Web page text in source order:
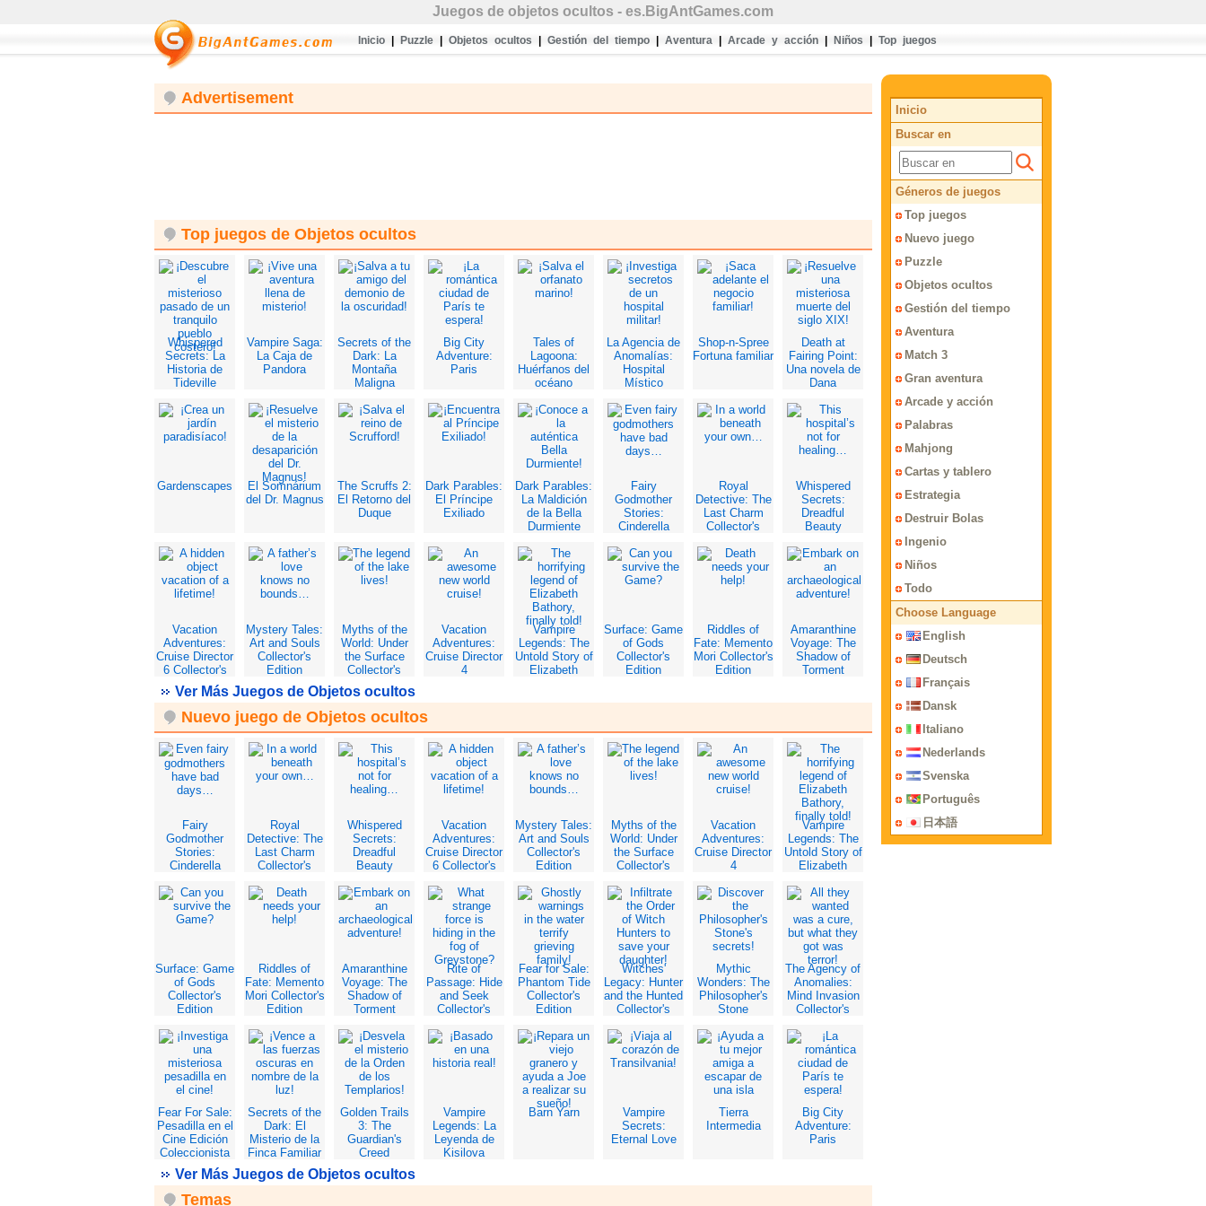
Juegos de objetos ocultos - es.BigAntGames.com
Inicio Puzzle Objetos ocultos Gestión del tiempo Aventura Arcade y acción Niños Top juegos
Advertisement
Top juegos de Objetos ocultos
Whispered
Secrets: La
Historia de
Tideville
Coleccionista
Vampire Saga:
La Caja de
Pandora
Secrets of the
Dark: La
Montaña
Maligna
Coleccionista
Big City
Adventure:
Paris
Tales of
Lagoona:
Huérfanos del
océano
La Agencia de
Anomalías:
Hospital
Místico
Shop-n-Spree
Fortuna familiar
Death at
Fairing Point:
Una novela de
Dana
Gardenscapes
El Somnárium
del Dr. Magnus
The Scruffs 2:
El Retorno del
Duque
Dark Parables:
El Príncipe
Exiliado
Dark Parables:
La Maldición
de la Bella
Durmiente
Fairy
Godmother
Stories:
Cinderella
Edition
Royal
Detective: The
Last Charm
Collector's
Whispered
Secrets:
Dreadful
Beauty
Edition
Vacation
Adventures:
Cruise Director
6 Collector's
Edition
Mystery Tales:
Art and Souls
Collector's
Edition
Myths of the
World: Under
the Surface
Collector's
Edition
Vacation
Adventures:
Cruise Director
4
Vampire
Legends: The
Untold Story of
Elizabeth
Surface: Game
of Gods
Collector's
Edition
Riddles of
Fate: Memento
Mori Collector's
Edition
Amaranthine
Voyage: The
Shadow of
Torment
Ver Más Juegos de Objetos ocultos
Nuevo juego de Objetos ocultos
Fairy
Godmother
Stories:
Cinderella
Edition
Royal
Detective: The
Last Charm
Collector's
Whispered
Secrets:
Dreadful
Beauty
Edition
Vacation
Adventures:
Cruise Director
6 Collector's
Mystery Tales:
Art and Souls
Collector's
Edition
Myths of the
World: Under
the Surface
Collector's
Vacation
Adventures:
Cruise Director
4
Vampire
Legends: The
Untold Story of
Elizabeth
Collector's
Edition
Surface: Game
of Gods
Collector's
Edition
Riddles of
Fate: Memento
Mori Collector's
Edition
Amaranthine
Voyage: The
Shadow of
Torment
Edition
Rite of
Passage: Hide
and Seek
Collector's
Fear for Sale:
Phantom Tide
Collector's
Edition
Witches'
Legacy: Hunter
and the Hunted
Collector's
Mythic
Wonders: The
Philosopher's
Stone
Edition
The Agency of
Anomalies:
Mind Invasion
Collector's
Fear For Sale:
Pesadilla en el
Cine Edición
Coleccionista
Secrets of the
Dark: El
Misterio de la
Finca Familiar
Edición
Coleccionista
Golden Trails
3: The
Guardian's
Creed
Vampire
Legends: La
Leyenda de
Kisilova
Barn Yarn
Vampire
Secrets:
Eternal Love
Tierra
Intermedia
Big City
Adventure:
Paris
Ver Más Juegos de Objetos ocultos
Temas
Inicio
Buscar en
Géneros de juegos
Top juegos
Nuevo juego
Puzzle
Objetos ocultos
Gestión del tiempo
Aventura
Match 3
Gran aventura
Arcade y acción
Palabras
Mahjong
Cartas y tablero
Estrategia
Destruir Bolas
Ingenio
Niños
Todo
Choose Language
English
Deutsch
Français
Dansk
Italiano
Nederlands
Svenska
Português
日本語